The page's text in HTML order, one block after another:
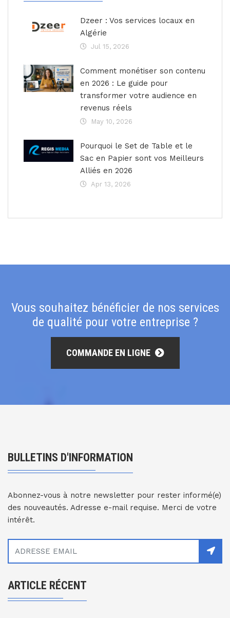
Dzeer : Vos services locaux en
Algérie
Jul 15, 2026
Comment monétiser son contenu
en 2026 : Le guide pour
transformer votre audience en
revenus réels
May 10, 2026
Pourquoi le Set de Table et le
Sac en Papier sont vos Meilleurs
Alliés en 2026
Apr 13, 2026
Vous souhaitez bénéficier de nos services
de qualité pour votre entreprise ?
COMMANDE EN LIGNE
BULLETINS D'INFORMATION
Abonnez-vous à notre newsletter pour rester informé(e)
des nouveautés. Adresse e-mail requise. Merci de votre
intérêt.
ARTICLE RÉCENT